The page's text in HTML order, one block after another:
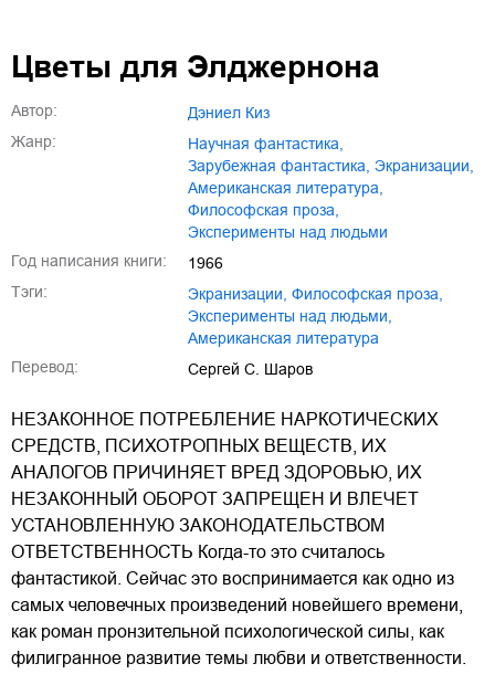
Цветы для Элджернона
Автор:
Дэниел Киз
Жанр:
научная фантастика,
зарубежная фантастика, экранизации,
американская литература,
философская проза,
эксперименты над людьми
Год написания книги:
1966
Тэги:
экранизации, философская проза,
эксперименты над людьми,
американская литература
Перевод:
Сергей С. Шаров
НЕЗАКОННОЕ ПОТРЕБЛЕНИЕ НАРКОТИЧЕСКИХ
СРЕДСТВ, ПСИХОТРОПНЫХ ВЕЩЕСТВ, ИХ
АНАЛОГОВ ПРИЧИНЯЕТ ВРЕД ЗДОРОВЬЮ, ИХ
НЕЗАКОННЫЙ ОБОРОТ ЗАПРЕЩЕН И ВЛЕЧЕТ
УСТАНОВЛЕННУЮ ЗАКОНОДАТЕЛЬСТВОМ
ОТВЕТСТВЕННОСТЬ Когда-то это считалось
фантастикой. Сейчас это воспринимается как одно из
самых человечных произведений новейшего времени,
как роман пронзительной психологической силы, как
филигранное развитие темы любви и ответственности.